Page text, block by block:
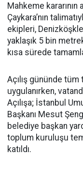
Mahkeme kararının
Çaykara’nın
ekipleri,
yaklaşık 5 bin
kısa sürede
Açılış gününde
uygulanırken,
Açılışa; İstanbul
Başkanı Mesut
belediye başkan
toplum kuruluşu
katıldı.